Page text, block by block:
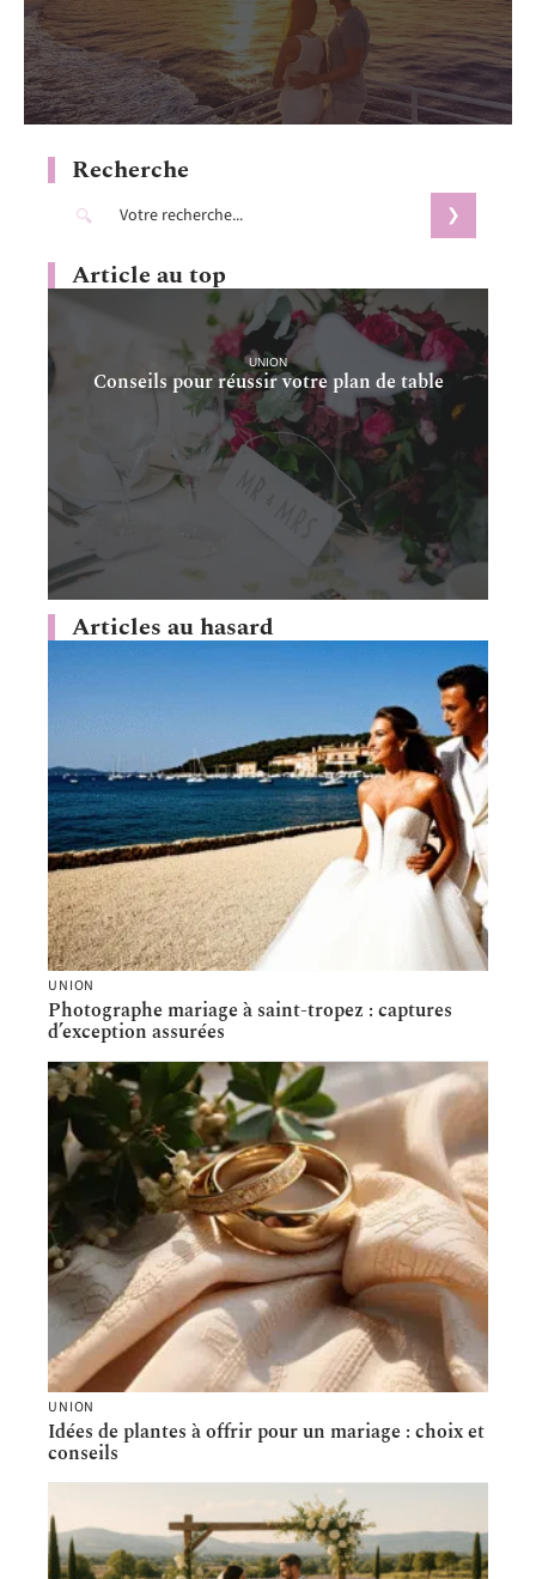
Recherche
Article au top
UNION
Conseils pour réussir votre plan de table
Articles au hasard
UNION
Photographe mariage à saint-tropez : captures
d’exception assurées
UNION
Idées de plantes à offrir pour un mariage : choix et
conseils